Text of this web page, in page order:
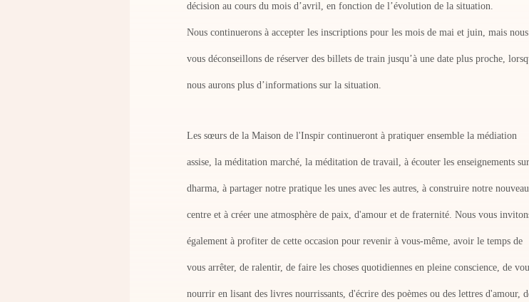
décision au cours du mois d’avril, en fonction de l’évolution de la situation.
Nous continuerons à accepter les inscriptions pour les mois de mai et juin, mais nous
vous déconseillons de réserver des billets de train jusqu’à une date plus proche,
nous aurons plus d’informations sur la situation.
Les sœurs de la Maison de l'Inspir continueront à pratiquer ensemble la médiation
assise, la méditation marché, la méditation de travail, à écouter les enseignements
dharma, à partager notre pratique les unes avec les autres, à construire notre nouveau
centre et à créer une atmosphère de paix, d'amour et de fraternité. Nous vous
également à profiter de cette occasion pour revenir à vous-même, avoir le temps de
vous arrêter, de ralentir, de faire les choses quotidiennes en pleine conscience, de
nourrir en lisant des livres nourrissants, d'écrire des poèmes ou des lettres d'amour,